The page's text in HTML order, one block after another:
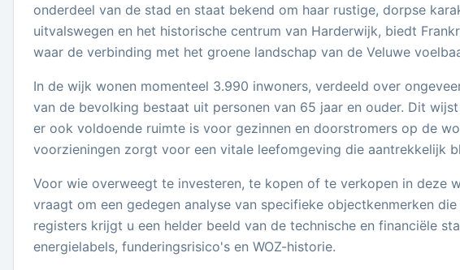
onderdeel van de stad en staat bekend om haar rustige, dorpse
uitvalswegen en het historische centrum van Harderwijk, biedt
waar de verbinding met het groene landschap van de Veluwe
In de wijk wonen momenteel 3.990 inwoners, verdeeld over
van de bevolking bestaat uit personen van 65 jaar en ouder. Dit
er ook voldoende ruimte is voor gezinnen en doorstromers op de
voorzieningen zorgt voor een vitale leefomgeving die aantrekkelijk
Voor wie overweegt te investeren, te kopen of te verkopen in deze
vraagt om een gedegen analyse van specifieke objectkenmerken
registers krijgt u een helder beeld van de technische en financiële
energielabels, funderingsrisico's en WOZ-historie.